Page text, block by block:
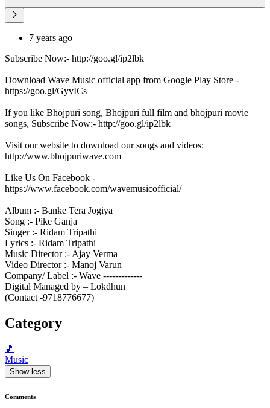
7 years ago
Subscribe Now:- http://goo.gl/ip2lbk
Download Wave Music official app from Google Play Store -
https://goo.gl/GyvICs
If you like Bhojpuri song, Bhojpuri full film and bhojpuri movie
songs, Subscribe Now:- http://goo.gl/ip2lbk
Visit our website to download our songs and videos:
http://www.bhojpuriwave.com
Like Us On Facebook -
https://www.facebook.com/wavemusicofficial/
Album :- Banke Tera Jogiya
Song :- Pike Ganja
Singer :- Ridam Tripathi
Lyrics :- Ridam Tripathi
Music Director :- Ajay Verma
Video Director :- Manoj Varun
Company/ Label :- Wave -------------
Digital Managed by – Lokdhun
(Contact -9718776677)
Category
🎵
Music
Show less
Comments